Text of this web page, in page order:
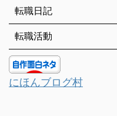
転職日記
転職活動
にほんブログ村